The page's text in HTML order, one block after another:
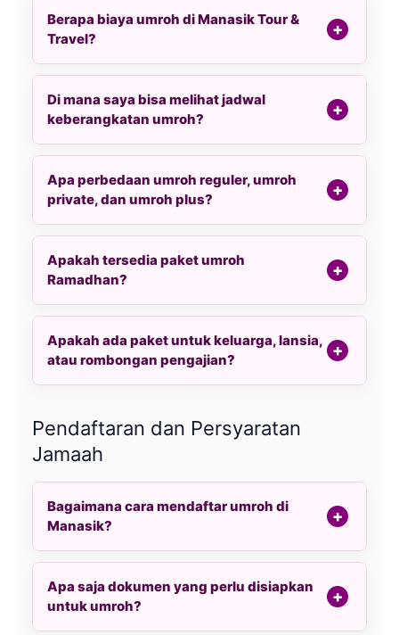
Berapa biaya umroh di Manasik Tour &
Travel?
Di mana saya bisa melihat jadwal
keberangkatan umroh?
Apa perbedaan umroh reguler, umroh
private, dan umroh plus?
Apakah tersedia paket umroh
Ramadhan?
Apakah ada paket untuk keluarga, lansia,
atau rombongan pengajian?
Pendaftaran dan Persyaratan
Jamaah
Bagaimana cara mendaftar umroh di
Manasik?
Apa saja dokumen yang perlu disiapkan
untuk umroh?